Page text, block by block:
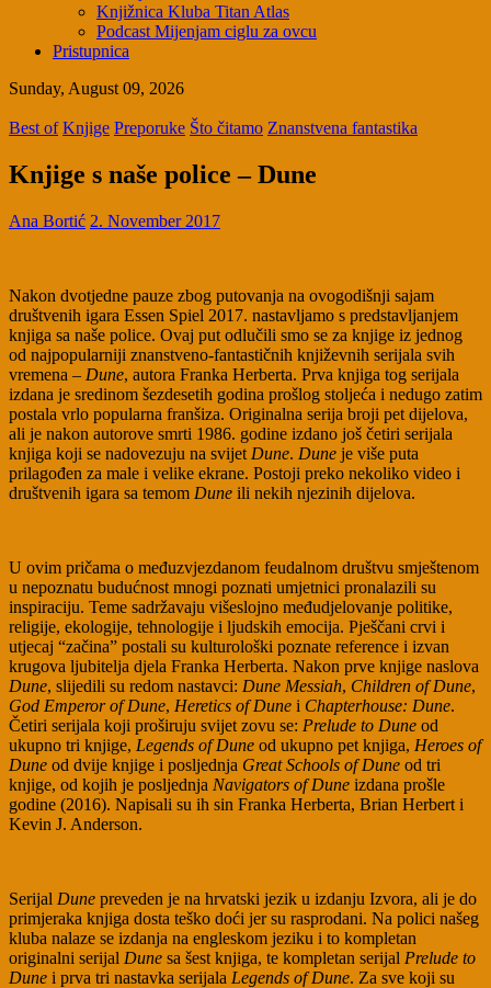
Knjižnica Kluba Titan Atlas
Podcast Mijenjam ciglu za ovcu
Pristupnica
Sunday, August 09, 2026
Best of Knjige Preporuke Što čitamo Znanstvena fantastika
Knjige s naše police – Dune
Ana Bortić 2. November 2017
Nakon dvotjedne pauze zbog putovanja na ovogodišnji sajam
društvenih igara Essen Spiel 2017. nastavljamo s predstavljanjem
knjiga sa naše police. Ovaj put odlučili smo se za knjige iz jednog
od najpopularniji znanstveno-fantastičnih književnih serijala svih
vremena – Dune, autora Franka Herberta. Prva knjiga tog serijala
izdana je sredinom šezdesetih godina prošlog stoljeća i nedugo zatim
postala vrlo popularna franšiza. Originalna serija broji pet dijelova,
ali je nakon autorove smrti 1986. godine izdano još četiri serijala
knjiga koji se nadovezuju na svijet Dune. Dune je više puta
prilagođen za male i velike ekrane. Postoji preko nekoliko video i
društvenih igara sa temom Dune ili nekih njezinih dijelova.
U ovim pričama o međuzvjezdanom feudalnom društvu smještenom
u nepoznatu budućnost mnogi poznati umjetnici pronalazili su
inspiraciju. Teme sadržavaju višeslojno međudjelovanje politike,
religije, ekologije, tehnologije i ljudskih emocija. Pješčani crvi i
utjecaj “začina” postali su kulturološki poznate reference i izvan
krugova ljubitelja djela Franka Herberta. Nakon prve knjige naslova
Dune, slijedili su redom nastavci: Dune Messiah, Children of Dune,
God Emperor of Dune, Heretics of Dune i Chapterhouse: Dune.
Četiri serijala koji proširuju svijet zovu se: Prelude to Dune od
ukupno tri knjige, Legends of Dune od ukupno pet knjiga, Heroes of
Dune od dvije knjige i posljednja Great Schools of Dune od tri
knjige, od kojih je posljednja Navigators of Dune izdana prošle
godine (2016). Napisali su ih sin Franka Herberta, Brian Herbert i
Kevin J. Anderson.
Serijal Dune preveden je na hrvatski jezik u izdanju Izvora, ali je do
primjeraka knjiga dosta teško doći jer su rasprodani. Na polici našeg
kluba nalaze se izdanja na engleskom jeziku i to kompletan
originalni serijal Dune sa šest knjiga, te kompletan serijal Prelude to
Dune i prva tri nastavka serijala Legends of Dune. Za sve koji su